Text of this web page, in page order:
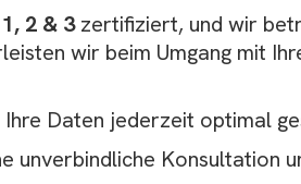
2 & 3zertifiziert, und wir
wir beim Umgang mit
Daten jederzeit optimal
unverbindliche Konsultation